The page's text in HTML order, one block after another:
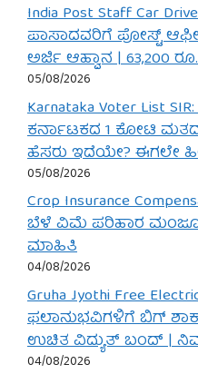
India Post Staff Car
ಪಾಸಾದವರಿಗೆ ಪೋಸ್ಟ್
ಅರ್ಜಿ ಆಹ್ವಾನ | 63,200
05/08/2026
Karnataka Voter List
ಕರ್ನಾಟಕದ 1 ಕೋಟಿ
ಹೆಸರು ಇದೆಯೇ? ಈಗಲೇ
05/08/2026
Crop Insurance
ಬೆಳೆ ವಿಮೆ ಪರಿಹಾರ
ಮಾಹಿತಿ
04/08/2026
Gruha Jyothi Free
ಫಲಾನುಭವಿಗಳಿಗೆ ಬಿಗ್
ಉಚಿತ ವಿದ್ಯುತ್ ಬಂದ್ |
04/08/2026